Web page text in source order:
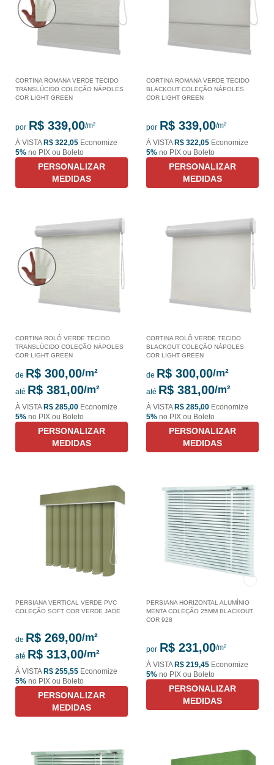
CORTINA ROMANA VERDE TECIDO
TRANSLÚCIDO COLEÇÃO NÁPOLES
COR LIGHT GREEN
por R$ 339,00
À VISTAR$ 322,05 Economize
5% no PIX ou Boleto
PERSONALIZAR
MEDIDAS
CORTINA ROMANA VERDE TECIDO
BLACKOUT COLEÇÃO NÁPOLES
COR LIGHT GREEN
por R$ 339,00
À VISTAR$ 322,05 Economize
5% no PIX ou Boleto
PERSONALIZAR
MEDIDAS
CORTINA ROLÔ VERDE TECIDO
TRANSLÚCIDO COLEÇÃO NÁPOLES
COR LIGHT GREEN
de R$ 300,00
até R$ 381,00
À VISTAR$ 285,00 Economize
5% no PIX ou Boleto
PERSONALIZAR
MEDIDAS
CORTINA ROLÔ VERDE TECIDO
BLACKOUT COLEÇÃO NÁPOLES
COR LIGHT GREEN
de R$ 300,00
até R$ 381,00
À VISTAR$ 285,00 Economize
5% no PIX ou Boleto
PERSONALIZAR
MEDIDAS
PERSIANA VERTICAL VERDE PVC
COLEÇÃO SOFT COR VERDE JADE
de R$ 269,00
até R$ 313,00
À VISTAR$ 255,55 Economize
5% no PIX ou Boleto
PERSONALIZAR
MEDIDAS
PERSIANA HORIZONTAL ALUMÍNIO
MENTA COLEÇÃO 25MM BLACKOUT
COR 928
por R$ 231,00
À VISTAR$ 219,45 Economize
5% no PIX ou Boleto
PERSONALIZAR
MEDIDAS